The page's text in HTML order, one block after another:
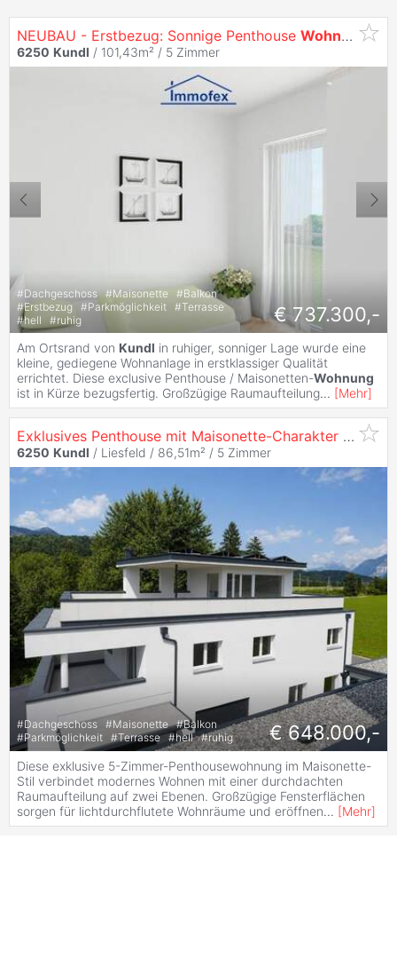
NEUBAU - Erstbezug: Sonnige Penthouse Wohnung in
6250 Kundl / 101,43m² / 5 Zimmer
#Dachgeschoss #Maisonette #Balkon
#Erstbezug #Parkmöglichkeit #Terrasse
#hell #ruhig € 737.300,-
Am Ortsrand von Kundl in ruhiger, sonniger Lage wurde eine
kleine, gediegene Wohnanlage in erstklassiger Qualität
errichtet. Diese exclusive Penthouse / Maisonetten-Wohnung
ist in Kürze bezugsfertig. Großzügige Raumaufteilung... [Mehr]
Exklusives Penthouse mit Maisonette-Charakter und großzügiger Dachterrasse
6250 Kundl / Liesfeld / 86,51m² / 5 Zimmer
#Dachgeschoss #Maisonette #Balkon
#Parkmöglichkeit #Terrasse #hell #ruhig € 648.000,-
Diese exklusive 5-Zimmer-Penthousewohnung im Maisonette-
Stil verbindet modernes Wohnen mit einer durchdachten
Raumaufteilung auf zwei Ebenen. Großzügige Fensterflächen
sorgen für lichtdurchflutete Wohnräume und eröffnen... [Mehr]